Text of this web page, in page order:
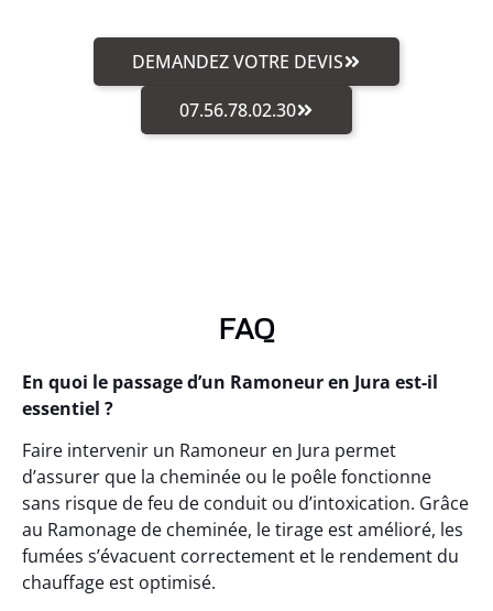
DEMANDEZ VOTRE DEVIS
07.56.78.02.30
FAQ
En quoi le passage d’un Ramoneur en Jura est-il
essentiel ?
Faire intervenir un Ramoneur en Jura permet
d’assurer que la cheminée ou le poêle fonctionne
sans risque de feu de conduit ou d’intoxication. Grâce
au Ramonage de cheminée, le tirage est amélioré, les
fumées s’évacuent correctement et le rendement du
chauffage est optimisé.